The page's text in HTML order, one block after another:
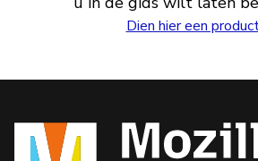
Dien hier een